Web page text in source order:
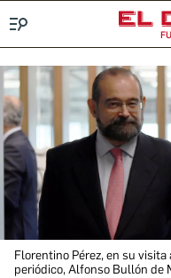
Florentino Pérez, en su
periódico, Alfonso Bullón de